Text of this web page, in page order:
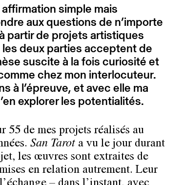
simple mais
aux questions de n’importe
partir de projets artistiques
deux parties acceptent de
suscite à la fois curiosité et
chez mon interlocuteur.
à l’épreuve, et avec elle ma
explorer les potentialités.
55 de mes projets réalisés au
San Tarot a vu le jour durant
les œuvres sont extraites de
en relation autrement. Leur